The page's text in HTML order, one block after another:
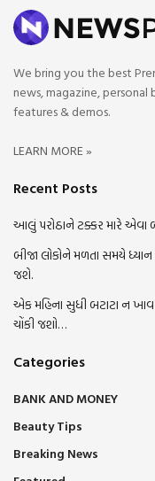
We bring you the best
news, magazine,
features & demos.
LEARN MORE »
Recent Posts
આલું પરોઠાને ટક્કર મારે એવા
બીજા લોકોને મળતા સમયે ધ્યાન
જશે.
એક મહિના સુધી બટાટા ન
ચોંકી જશો…
Categories
BANK AND MONEY
Beauty Tips
Breaking News